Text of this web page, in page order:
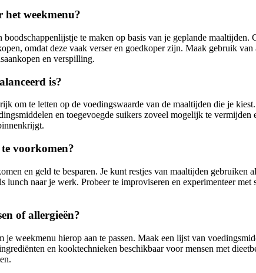
het weekmenu?
te maken op basis van je geplande
omdat deze vaak verser en goedkoper zijn. Maak gebruik
en verspilling.
is?
om te letten op de voedingswaarde van de maaltijden die je
en toegevoegde suikers zoveel mogelijk te
voorkomen?
en geld te besparen. Je kunt restjes van maaltijden gebruiken
naar je werk. Probeer te improviseren en experimenteer met
of allergieën?
weekmenu hierop aan te passen. Maak een lijst van
en kooktechnieken beschikbaar voor mensen met